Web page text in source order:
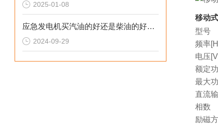
2025-01-08
应急发电机买汽油的好还是柴油的好呢？
2024-09-29
移动
型号
频率
电压
额定
最大
直流
相数
励磁